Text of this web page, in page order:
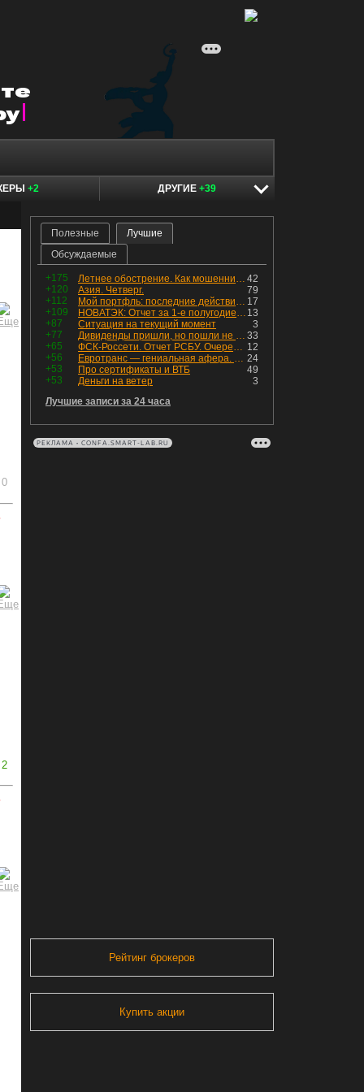
+2 ДРУГИЕ +39
0
2
Полезные
Лучшие
Обсуждаемые
+175 42
Летнее обострение. Как мошенники пытаются подсунуть кнопку "БАБЛО" девушкам
+120
79
Азия. Четверг.
+112
17
Мой портфль: последние действия и текущая структура. Краткий комментарий по всем позициям
+109
13
НОВАТЭК: Отчет за 1-е полугодие 2026 - прибыль продолжает падать, но лучшее впереди, если не прилетит
+87
3
Ситуация на текущий момент
+77
33
Дивиденды пришли, но пошли не туда
+65
12
ФСК-Россети. Отчет РСБУ. Очередная допка - бомбовые новости в эфире
+56
24
Евротранс — гениальная афера. Собрал с инвесторов денег, выплатил дивидендов больше текущей капитализации и ушёл в дефолт
+53
49
Про сертификаты и ВТБ
+53
3
Деньги на ветер
Лучшие записи за 24 часа
РЕКЛАМА • CONFA.SMART-LAB.RU
Рейтинг брокеров
Купить акции